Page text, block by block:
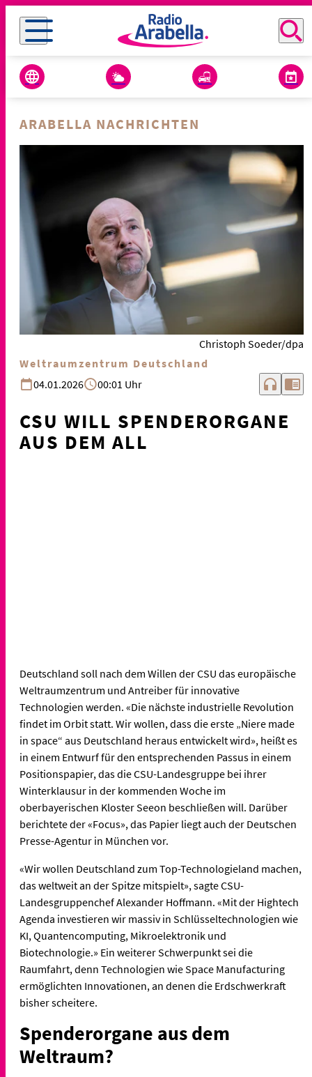
ARABELLA NACHRICHTEN
Christoph Soeder/dpa
Weltraumzentrum Deutschland
04.01.2026
00:01 Uhr headphones chrome_reader_mode
CSU WILL SPENDERORGANE
AUS DEM ALL
Deutschland soll nach dem Willen der CSU das europäische
Weltraumzentrum und Antreiber für innovative
Technologien werden. «Die nächste industrielle Revolution
findet im Orbit statt. Wir wollen, dass die erste „Niere made
in space“ aus Deutschland heraus entwickelt wird», heißt es
in einem Entwurf für den entsprechenden Passus in einem
Positionspapier, das die CSU-Landesgruppe bei ihrer
Winterklausur in der kommenden Woche im
oberbayerischen Kloster Seeon beschließen will. Darüber
berichtete der «Focus», das Papier liegt auch der Deutschen
Presse-Agentur in München vor.
«Wir wollen Deutschland zum Top-Technologieland machen,
das weltweit an der Spitze mitspielt», sagte CSU-
Landesgruppenchef Alexander Hoffmann. «Mit der Hightech
Agenda investieren wir massiv in Schlüsseltechnologien wie
KI, Quantencomputing, Mikroelektronik und
Biotechnologie.» Ein weiterer Schwerpunkt sei die
Raumfahrt, denn Technologien wie Space Manufacturing
ermöglichten Innovationen, an denen die Erdschwerkraft
bisher scheitere.
Spenderorgane aus dem
Weltraum?